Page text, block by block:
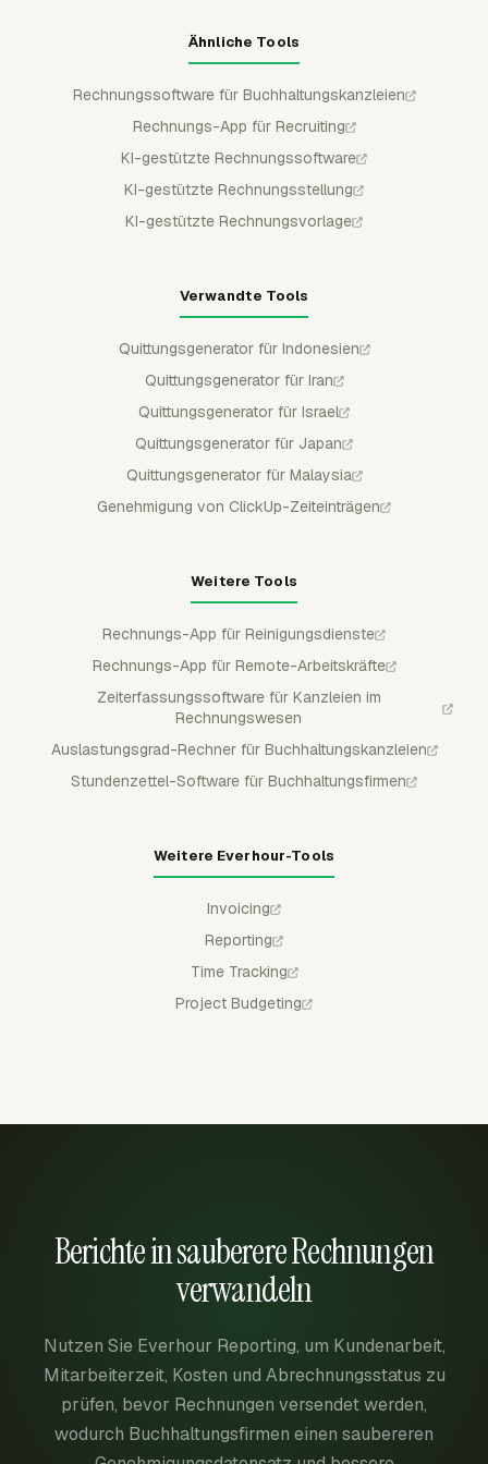
Ähnliche Tools
Rechnungssoftware für Buchhaltungskanzleien
Rechnungs-App für Recruiting
KI-gestützte Rechnungssoftware
KI-gestützte Rechnungsstellung
KI-gestützte Rechnungsvorlage
Verwandte Tools
Quittungsgenerator für Indonesien
Quittungsgenerator für Iran
Quittungsgenerator für Israel
Quittungsgenerator für Japan
Quittungsgenerator für Malaysia
Genehmigung von ClickUp-Zeiteinträgen
Weitere Tools
Rechnungs-App für Reinigungsdienste
Rechnungs-App für Remote-Arbeitskräfte
Zeiterfassungssoftware für Kanzleien im
Rechnungswesen
Auslastungsgrad-Rechner für Buchhaltungskanzleien
Stundenzettel-Software für Buchhaltungsfirmen
Weitere Everhour-Tools
Invoicing
Reporting
Time Tracking
Project Budgeting
Berichte in sauberere Rechnungen
verwandeln
Nutzen Sie Everhour Reporting, um Kundenarbeit,
Mitarbeiterzeit, Kosten und Abrechnungsstatus zu
prüfen, bevor Rechnungen versendet werden,
wodurch Buchhaltungsfirmen einen saubereren